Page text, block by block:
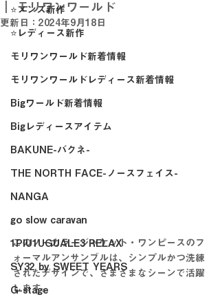
⭐メンズ新作
⭐レディース新作
モリワンワールド新着情報
モリワンワールドレディース新着情報
Bigワールド新着情報
Bigレディースアイテム
BAKUNE-バクネ-
THE NORTH FACE-ノースフェイス-
NANGA
go slow caravan
1PIU1UGUALE3 RELAX
SY32 by SWEET YEARS
G-stage
｜ モリワンワールド
更新日： 2024年9月18日
このノーカラージャケット・ワンピースのフ
ォーマルアンサンブルは、シンプルかつ洗練
されたデザインで、さまざまなシーンで活躍
します。